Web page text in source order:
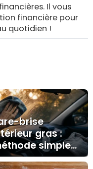
Il vous
financière pour
quotidien !
brise
gras :
simple
enlever le